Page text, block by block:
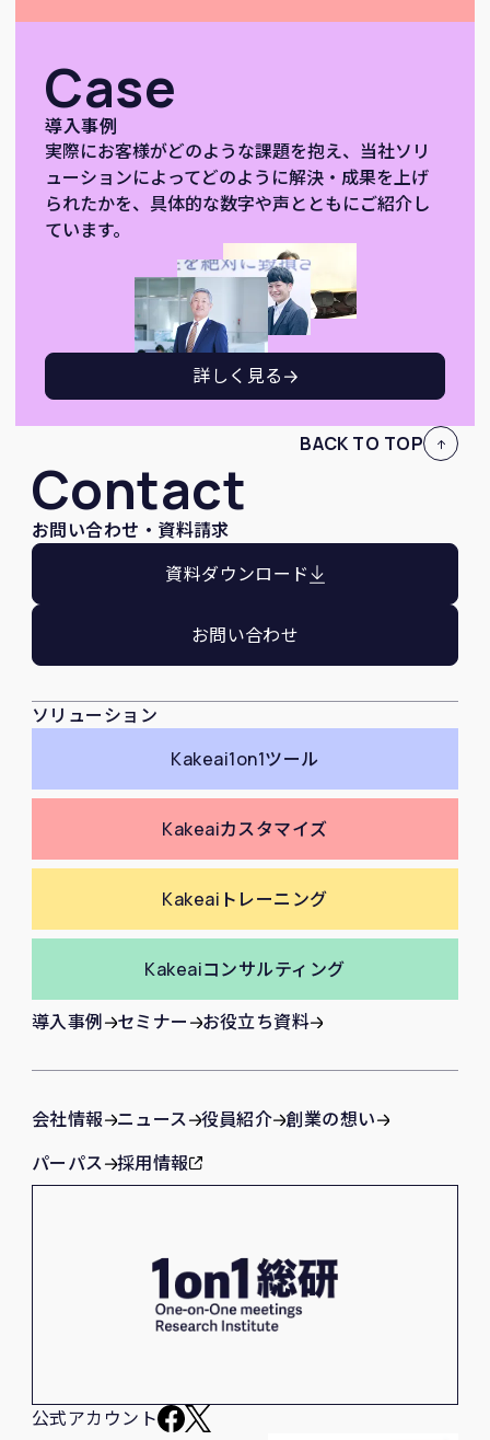
Case
導入事例
実際にお客様がどのような課題を抱え、当社ソリ
ューションによってどのように解決・成果を上げ
られたかを、具体的な数字や声とともにご紹介し
ています。
詳しく見る
BACK TO TOP
Contact
お問い合わせ・資料請求
資料ダウンロード
お問い合わせ
ソリューション
Kakeai1on1ツール
Kakeaiカスタマイズ
Kakeai トレーニング
Kakeaiコンサルティング
導入事例 セミナー お役立ち資料
会社情報 ニュース 役員紹介 創業の想い
パーパス
採用情報
公式アカウント